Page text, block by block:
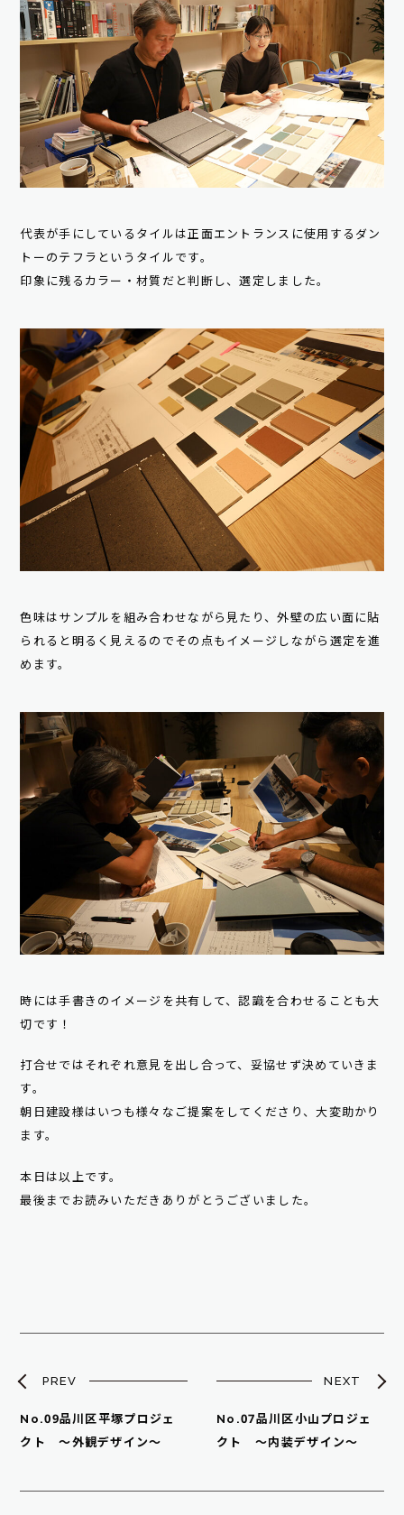
代表が手にしているタイルは正面エントランスに使用するダン
トーのテフラというタイルです。
印象に残るカラー・材質だと判断し、選定しました。
色味はサンプルを組み合わせながら見たり、外壁の広い面に貼
られると明るく見えるのでその点もイメージしながら選定を進
めます。
時には手書きのイメージを共有して、認識を合わせることも大
切です！
打合せではそれぞれ意見を出し合って、妥協せず決めていきま
す。
朝日建設様はいつも様々なご提案をしてくださり、大変助かり
ます。
本日は以上です。
最後までお読みいただきありがとうございました。
PREV
No.09品川区平塚プロジェ
クト ～外観デザイン～
NEXT
No.07品川区小山プロジェ
クト ～内装デザイン～